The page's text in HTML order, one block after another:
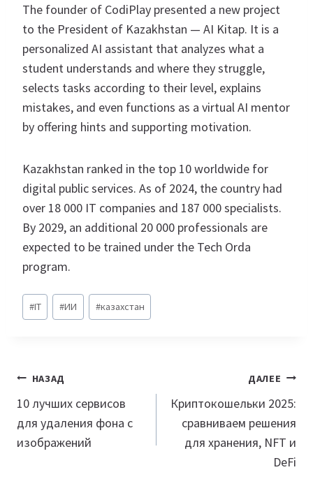
The founder of CodiPlay presented a new project
to the President of Kazakhstan — AI Kitap. It is a
personalized AI assistant that analyzes what a
student understands and where they struggle,
selects tasks according to their level, explains
mistakes, and even functions as a virtual AI mentor
by offering hints and supporting motivation.
Kazakhstan ranked in the top 10 worldwide for
digital public services. As of 2024, the country had
over 18 000 IT companies and 187 000 specialists.
By 2029, an additional 20 000 professionals are
expected to be trained under the Tech Orda
program.
Метки
записи:
#IT #ИИ #казахстан
Навигация
по
записям
НАЗАД
10 лучших сервисов
для удаления фона с
изображений
ДАЛЕЕ
Криптокошельки 2025:
сравниваем решения
для хранения, NFT и
DeFi